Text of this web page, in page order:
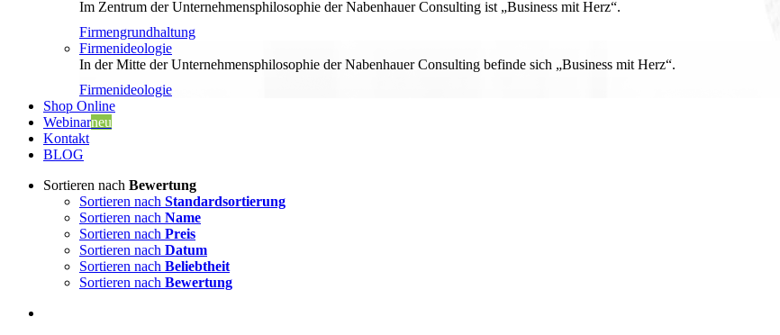
Im Zentrum der Unternehmensphilosophie der Nabenhauer Consulting ist „Business mit Herz“.
Firmengrundhaltung
Firmenideologie
In der Mitte der Unternehmensphilosophie der Nabenhauer Consulting befinde sich „Business mit Herz“.
Firmenideologie
Shop Online
Webinarneu
Kontakt
BLOG
Sortieren nach Bewertung
Sortieren nach Standardsortierung
Sortieren nach Name
Sortieren nach Preis
Sortieren nach Datum
Sortieren nach Beliebtheit
Sortieren nach Bewertung